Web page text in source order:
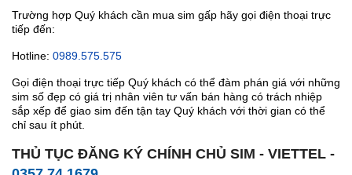
Trường hợp Quý khách cần mua sim gấp hãy gọi điện thoại trực
tiếp đến:
Hotline: 0989.575.575
Gọi điện thoại trực tiếp Quý khách có thể đàm phán giá với những
sim số đẹp có giá trị nhân viên tư vấn bán hàng có trách nhiệp
sắp xếp để giao sim đến tận tay Quý khách với thời gian có thể
chỉ sau ít phút.
THỦ TỤC ĐĂNG KÝ CHÍNH CHỦ SIM - VIETTEL -